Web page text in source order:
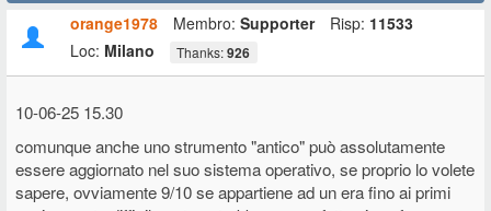
orange1978
Membro: Supporter Risp: 11533
Loc: Milano Thanks:926
10-06-25 15.30
comunque anche uno strumento "antico" può assolutamente
essere aggiornato nel suo sistema operativo, se proprio lo volete
sapere, ovviamente 9/10 se appartiene ad un era fino ai primi